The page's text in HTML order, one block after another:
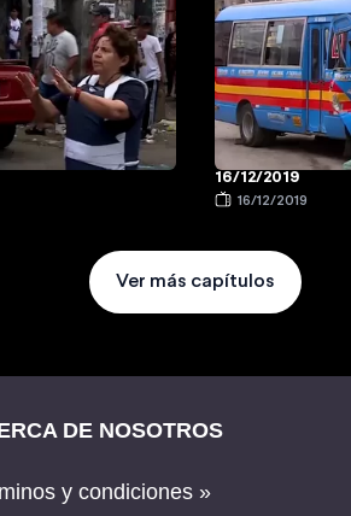
16/12/2019
16/12/2019
Ver más capítulos
DE NOSOTROS
y condiciones »